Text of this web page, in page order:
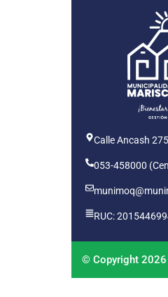
Calle Ancash
053-458000
RUC:
© Copyright 2026